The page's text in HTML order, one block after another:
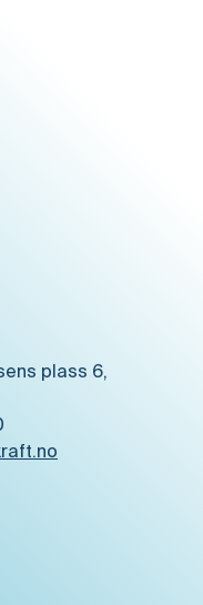
plass 6,